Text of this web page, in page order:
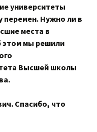
университеты
перемен. Нужно ли в
места в
этом мы решили
Высшей школы
Спасибо, что